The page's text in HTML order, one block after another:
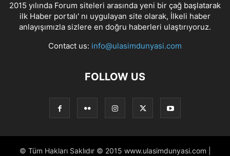
2015 yılında Forum siteleri arasında yeni bir çağ başlatarak
ilk Haber portalı' nı uygulayan site olarak, İlkeli haber
anlayışımızla sizlere en doğru haberleri ulaştırıyoruz.
Contact us: info@ulasimdunyasi.com
FOLLOW US
© Tüm Hakları Saklıdır © 2015 www.ulasimdunyasi.com |